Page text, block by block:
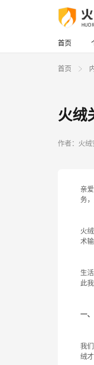
首页
首页
火绒
作者：火绒
亲
务
火
术
生
此
一、
我
绒